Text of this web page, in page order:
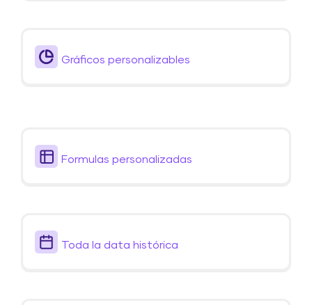
Gráficos personalizables
Formulas personalizadas
Toda la data histórica